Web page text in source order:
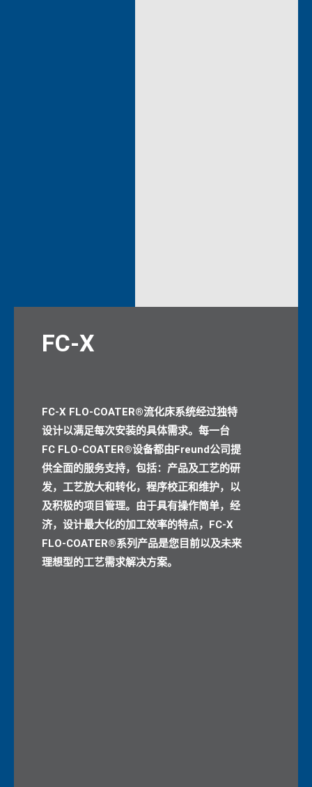
FC-X
FC-X FLO-COATER®流化床系统经过独特
设计以满足每次安装的具体需求。每一台
FC FLO-COATER®设备都由Freund公司提
供全面的服务支持，包括：产品及工艺的研
发，工艺放大和转化，程序校正和维护，以
及积极的项目管理。由于具有操作简单，经
济，设计最大化的加工效率的特点，FC-X
FLO-COATER®系列产品是您目前以及未来
理想型的工艺需求解决方案。